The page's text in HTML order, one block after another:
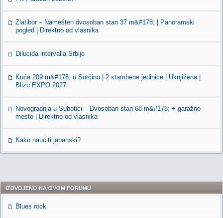
Zlatibor – Namešten dvosoban stan 37 m&#178; | Panoramski
pogled | Direktno od vlasnika
Dilucida intervalla Srbije
Kuća 209 m&#178; u Surčinu | 2 stambene jedinice | Uknjižena |
Blizu EXPO 2027
Novogradnja u Subotici – Dvosoban stan 68 m&#178; + garažno
mesto | Direktno od vlasnika
Kako nauciti japanski?
IZDVOJENO NA OVOM FORUMU
Blues rock